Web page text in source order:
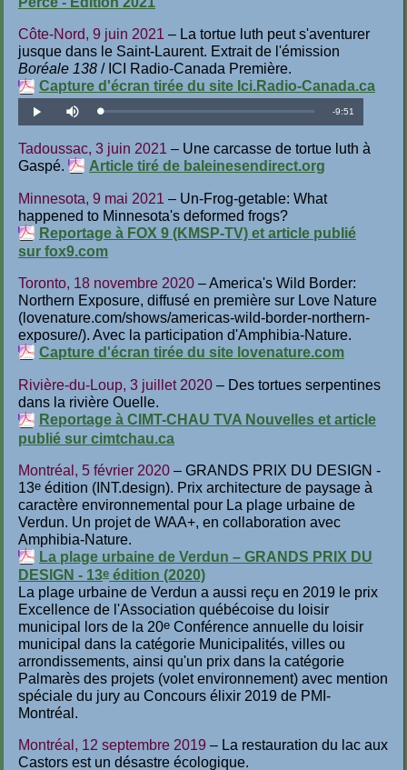
Côte-Nord, 9 juin 2021 – La tortue luth peut s'aventurer
jusque dans le Saint-Laurent. Extrait de l'émission
Boréale 138 / ICI Radio-Canada Première.
Capture d'écran tirée du site Ici.Radio-Canada.ca
Lecture Désactiver
le
Téléchargé:
Temps
-9:51
Tadoussac, 3 juin 2021 – Une carcasse de tortue luth à
Gaspé.
Article tiré de baleinesendirect.org
Minnesota, 9 mai 2021 – Un-Frog-getable: What
happened to Minnesota's deformed frogs?
Reportage à FOX 9 (KMSP-TV) et article publié
sur fox9.com
Toronto, 18 novembre 2020 – America's Wild Border:
Northern Exposure, diffusé en première sur Love Nature
(lovenature.com/shows/americas-wild-border-northern-
exposure/). Avec la participation d'Amphibia-Nature.
Capture d'écran tirée du site lovenature.com
Rivière-du-Loup, 3 juillet 2020 – Des tortues serpentines
dans la rivière Ouelle.
Reportage à CIMT-CHAU TVA Nouvelles et article
publié sur cimtchau.ca
Montréal, 5 février 2020 – GRANDS PRIX DU DESIGN -
13e édition (INT.design). Prix architecture de paysage à
caractère environnemental pour La plage urbaine de
Verdun. Un projet de WAA+, en collaboration avec
Amphibia-Nature.
La plage urbaine de Verdun – GRANDS PRIX DU
DESIGN - 13e édition (2020)
La plage urbaine de Verdun a aussi reçu en 2019 le prix
Excellence de l'Association québécoise du loisir
municipal lors de la 20e Conférence annuelle du loisir
municipal dans la catégorie Municipalités, villes ou
arrondissements, ainsi qu'un prix dans la catégorie
Palmarès des projets (volet environnement) avec mention
spéciale du jury au Concours élixir 2019 de PMI-
Montréal.
Montréal, 12 septembre 2019 – La restauration du lac aux
Castors est un désastre écologique.